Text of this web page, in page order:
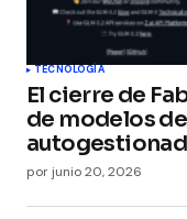
TECNOLOGÍA
El cierre de
de modelos
por junio 20, 2026